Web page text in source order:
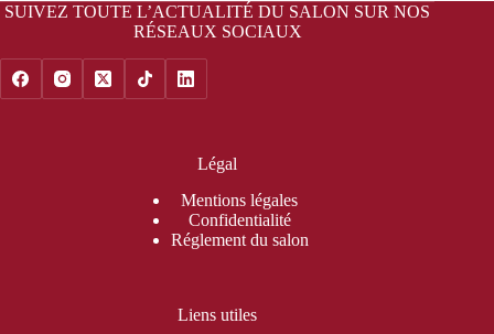
SUIVEZ TOUTE L’ACTUALITÉ DU SALON SUR NOS
RÉSEAUX SOCIAUX
Légal
Mentions légales
Confidentialité
Réglement du salon
Liens utiles